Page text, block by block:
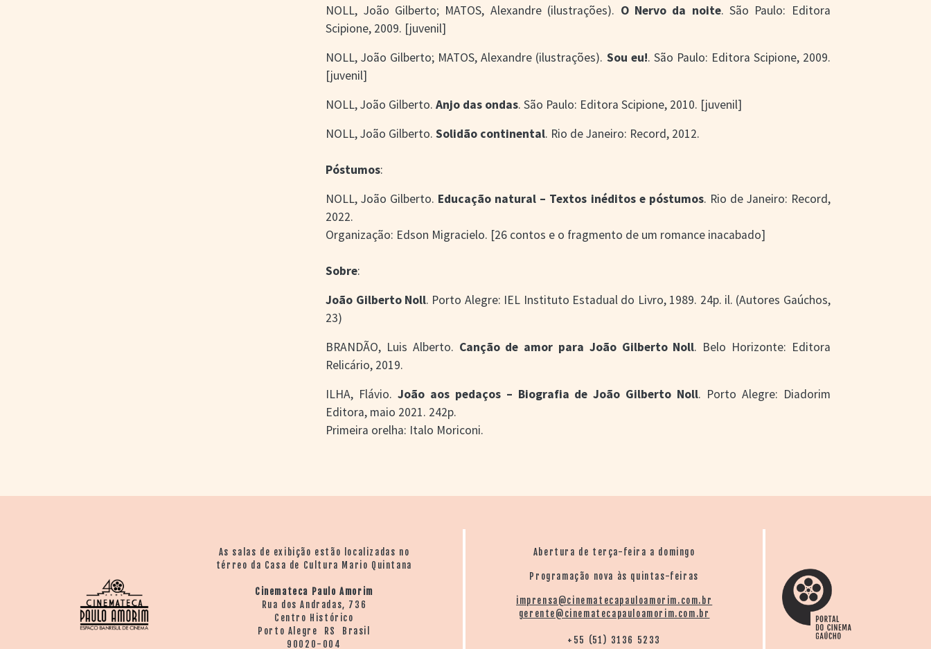
NOLL, João Gilberto; MATOS, Alexandre (ilustrações). O Nervo da noite. São Paulo: Editora
Scipione, 2009. [juvenil]
NOLL, João Gilberto; MATOS, Alexandre (ilustrações). Sou eu!. São Paulo: Editora Scipione, 2009.
[juvenil]
NOLL, João Gilberto.Anjo das ondas. São Paulo: Editora Scipione, 2010. [juvenil]
NOLL, João Gilberto.Solidão continental. Rio de Janeiro: Record, 2012.
Póstumos:
NOLL, João Gilberto. Educação natural – Textos inéditos e póstumos. Rio de Janeiro: Record,
2022.
Organização: Edson Migracielo. [26 contos e o fragmento de um romance inacabado]
Sobre:
João Gilberto Noll. Porto Alegre: IEL Instituto Estadual do Livro, 1989. 24p. il. (Autores Gaúchos,
23)
BRANDÃO, Luis Alberto. Canção de amor para João Gilberto Noll. Belo Horizonte: Editora
Relicário, 2019.
ILHA, Flávio.João aos pedaços – Biografia de João Gilberto Noll. Porto Alegre: Diadorim
Editora, maio 2021. 242p.
Primeira orelha: Italo Moriconi.
As salas de exibição estão localizadas no
térreo da Casa de Cultura Mario Quintana
Cinemateca Paulo Amorim
Rua dos Andradas, 736
Centro Histórico
Porto Alegre RS Brasil
90020-004
Abertura de terça-feira a domingo
Programação nova às quintas-feiras
imprensa@cinematecapauloamorim.com.br
gerente@cinematecapauloamorim.com.br
+55 (51) 3136 5233